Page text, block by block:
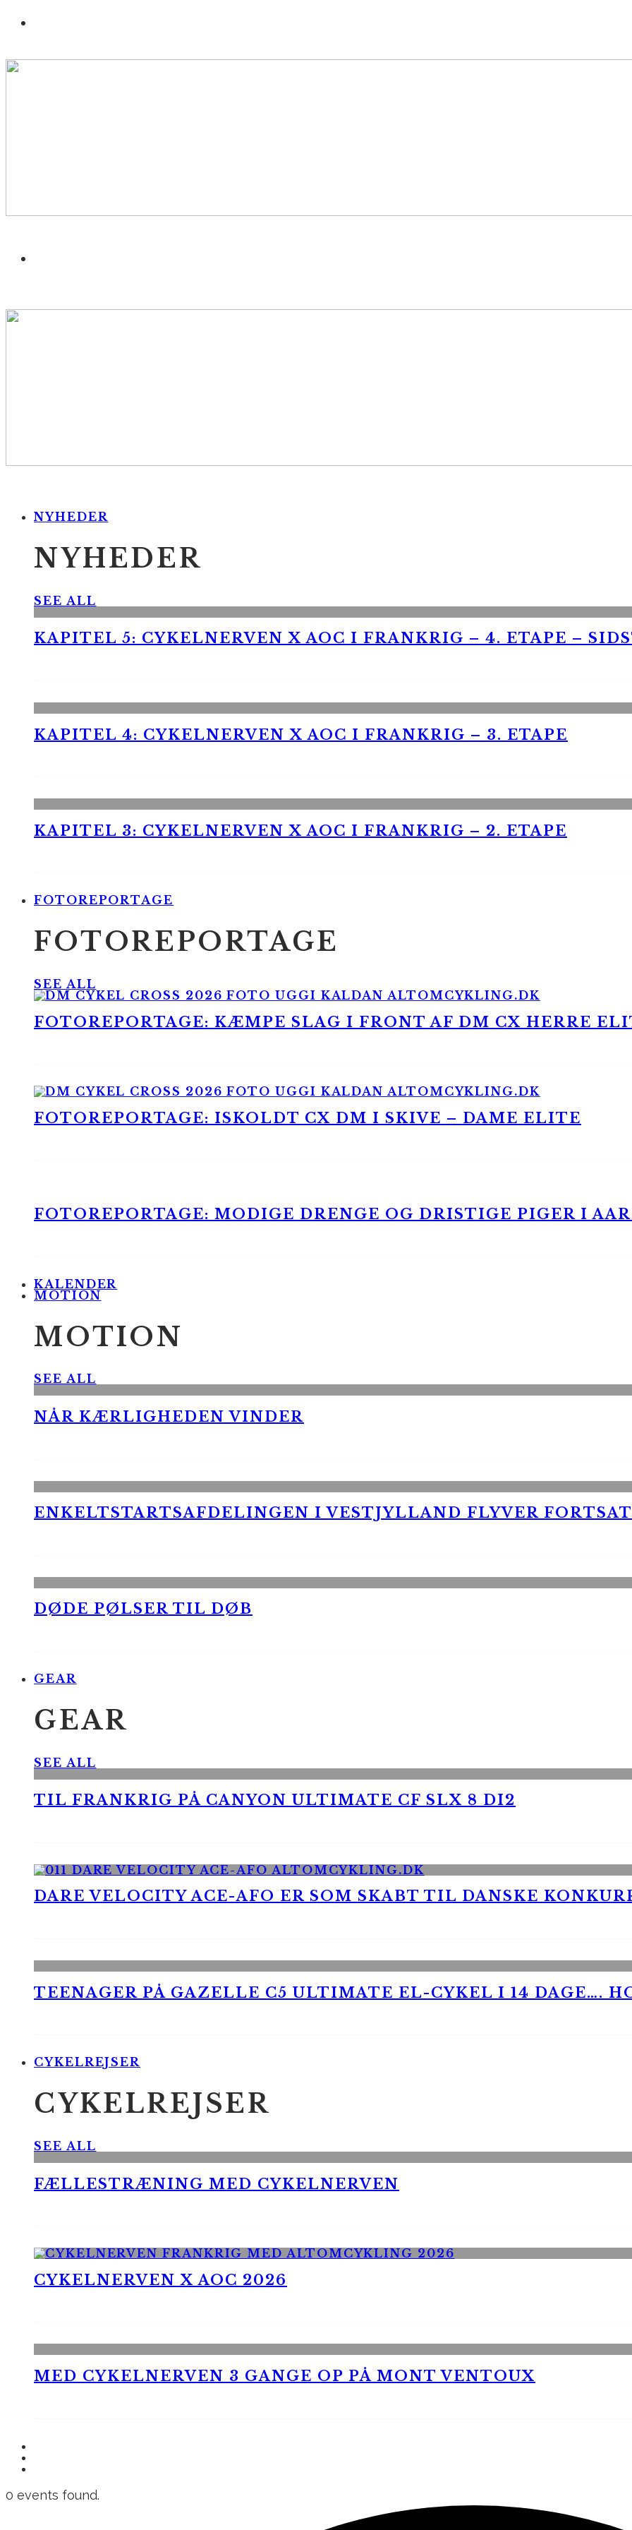
NYHEDER
NYHEDER
SEE ALL
KAPITEL 5: CYKELNERVEN X AOC I FRANKRIG – 4. ETAPE –
KAPITEL 4: CYKELNERVEN X AOC I FRANKRIG – 3. ETAPE
KAPITEL 3: CYKELNERVEN X AOC I FRANKRIG – 2. ETAPE
FOTOREPORTAGE
FOTOREPORTAGE
SEE ALL
FOTOREPORTAGE: KÆMPE SLAG I FRONT AF DM CX HERRE
FOTOREPORTAGE: ISKOLDT CX DM I SKIVE – DAME ELITE
FOTOREPORTAGE: MODIGE DRENGE OG DRISTIGE PIGER I
KALENDER
MOTION
MOTION
SEE ALL
NÅR KÆRLIGHEDEN VINDER
ENKELTSTARTSAFDELINGEN I VESTJYLLAND FLYVER
DØDE PØLSER TIL DØB
GEAR
GEAR
SEE ALL
TIL FRANKRIG PÅ CANYON ULTIMATE CF SLX 8 DI2
DARE VELOCITY ACE-AFO ER SOM SKABT TIL DANSKE
TEENAGER PÅ GAZELLE C5 ULTIMATE EL-CYKEL I 14 DAGE….
CYKELREJSER
CYKELREJSER
SEE ALL
FÆLLESTRÆNING MED CYKELNERVEN
CYKELNERVEN X AOC 2026
MED CYKELNERVEN 3 GANGE OP PÅ MONT VENTOUX
0 events found.